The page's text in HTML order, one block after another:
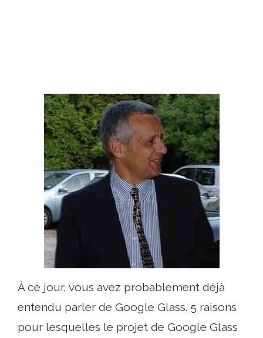
À ce jour, vous avez probablement déjà
entendu parler de Google Glass. 5 raisons
pour lesquelles le projet de Google Glass